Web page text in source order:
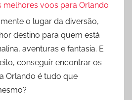
melhores voos para Orlando
o lugar da diversão,
destino para quem está
aventuras e fantasia. E
conseguir encontrar os
Orlando é tudo que